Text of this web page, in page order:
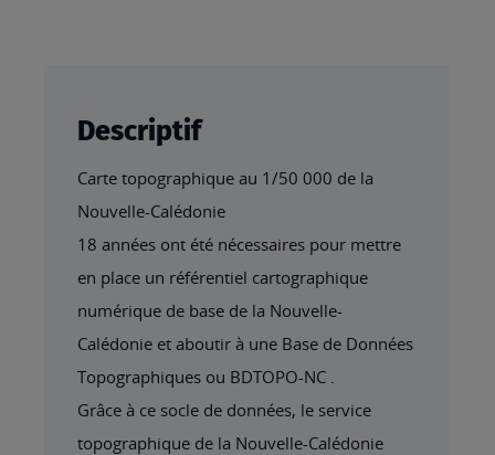
Descriptif
Carte topographique au 1/50 000 de la
Nouvelle-Calédonie
18 années ont été nécessaires pour mettre
en place un référentiel cartographique
numérique de base de la Nouvelle-
Calédonie et aboutir à une Base de Données
Topographiques ou BDTOPO-NC .
Grâce à ce socle de données, le service
topographique de la Nouvelle-Calédonie